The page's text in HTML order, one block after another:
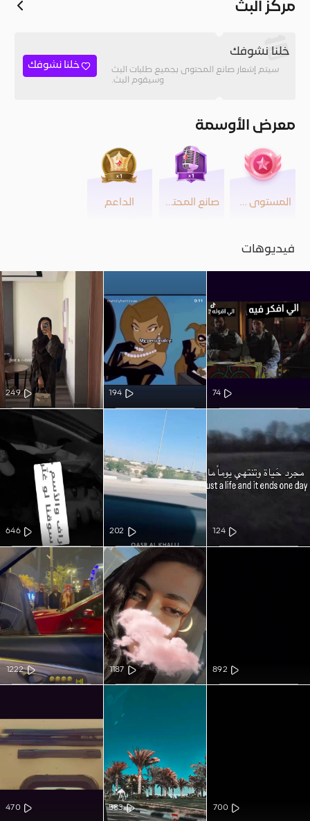
مركز البث
خلنا نشوفك
سيتم إشعار صانع المحتوى بجميع طلبات البث
وسيقوم البث.
خلنا نشوفك
معرض الأوسمة
المستوى 23 صانع المحتوى الداعم
فيديوهات
74
194
249
124
202
646
892
1187
1222
700
583
470